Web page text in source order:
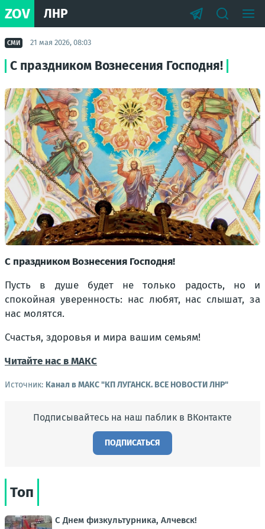
ZOV ЛНР
СМИ 21 мая 2026, 08:03
С праздником Вознесения Господня!
С праздником Вознесения Господня!
Пусть в душе будет не только радость, но и
спокойная уверенность: нас любят, нас слышат, за
нас молятся.
Счастья, здоровья и мира вашим семьям!
Читайте нас в МАКС
Источник: Канал в МАКС "КП ЛУГАНСК. ВСЕ НОВОСТИ ЛНР"
Подписывайтесь на наш паблик в ВКонтакте
ПОДПИСАТЬСЯ
Топ
С Днем физкультурника, Алчевск!